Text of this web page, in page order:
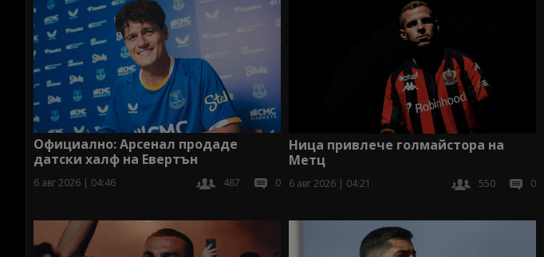
Официално: Арсенал продаде
датски халф на Евертън
6 авг 2026 | 04:46 487 0
Ница привлече голмайстора на
Метц
6 авг 2026 | 04:21 550 0